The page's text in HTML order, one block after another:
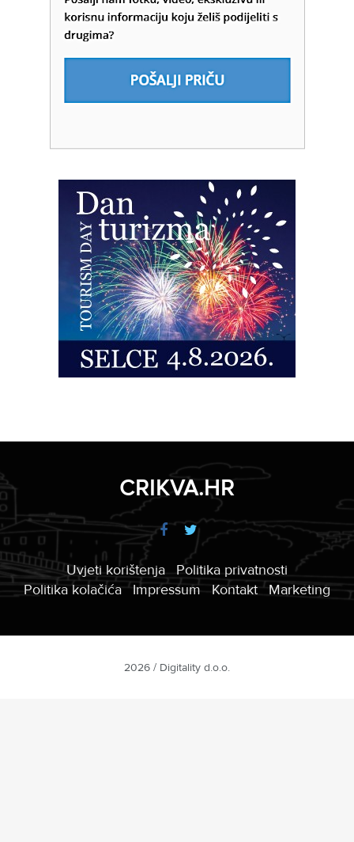
CRIKVA.HR
Uvjeti korištenja
Politika privatnosti
Politika kolačića
Impressum Kontakt Marketing
2026 / Digitality d.o.o.